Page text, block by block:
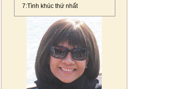
7:Tình khúc thứ nhất